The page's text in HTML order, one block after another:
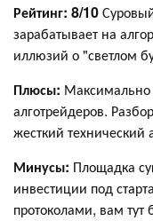
Рейтинг: 8/10
зарабатывает на
иллюзий о "светлом
Плюсы:
алготрейдеров.
жесткий технический
Минусы: Площадка
инвестиции под
протоколами, вам тут